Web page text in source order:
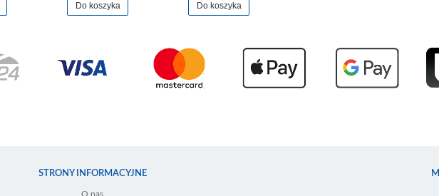
Do koszyka Do koszyka
STRONY INFORMACYJNE
O nas